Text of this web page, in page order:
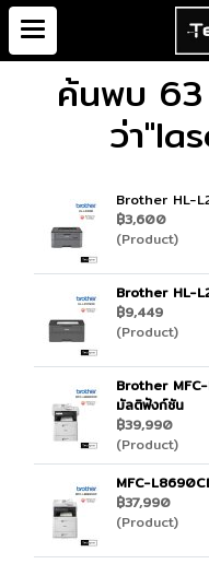
ค้นพบ 63
ว่า
Brother HL-
฿3,600
(Product)
Brother HL-
฿9,449
(Product)
Brother
มัลติฟังก์ชัน
฿39,990
(Product)
MFC-
฿37,990
(Product)